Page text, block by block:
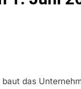
das